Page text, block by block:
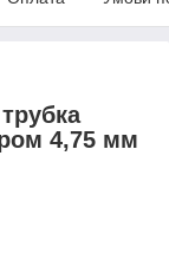
4,75 мм